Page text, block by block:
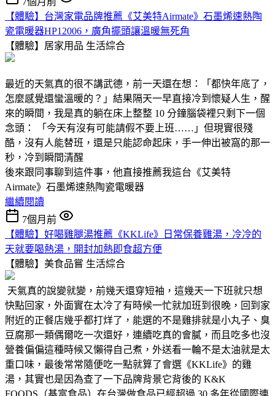
【體驗】台灣家電品牌推薦《艾美特Airmate》石墨烯速熱陶
瓷電暖器HP12006，廣角擺頭讓溫暖無死角
【體驗】居家用品 生活綜合
最近的天氣真的很不講武德，前一天還在想：「都快年底了，
怎麼感覺還蠻溫暖的？」結果隔天一早直接冷到懷疑人生，醒
來的瞬間，我是真的躺在床上整整 10 分鐘腦袋裡只剩下一個
念頭： 「今天有沒有可能請假不要上班……」但現實很殘
酷，沒有人能替班，還是只能認命起床，手一伸出被窩的那一
秒，冷到瞬間清醒
後來跟同事聊到這件事，他直接推薦我這台《艾美特
Airmate》石墨烯速熱陶瓷電暖器
繼續閱讀
7個月前
【體驗】好喝雞腿湯推薦《KKLife》日常保養雞湯，冷冷的
天就要喝熱湯，開封加熱即食超方便
【體驗】美食品嘗 生活綜合
天氣真的說變就變，前幾天還穿短袖，這幾天一下班就只想
快點回家，外面實在太冷了有時候一忙就加班到很晚，回到家
附近的正餐店幾乎都打烊了，能選的不是雞排就是小丸子、臭
豆腐那一類偶爾吃一次還好，連續吃真的會膩，而且吃多也沒
營養偏偏這種時候又懶得自己煮，外送看一輪不是太油就是太
重口味，最後常常隨便吃一點就算了會選《KKLife》的雞
湯，其實也是因為查了一下品牌背景它背後的 K&K
FOODS（基富食品）在台灣做食品已經超過 30 多年從國際連